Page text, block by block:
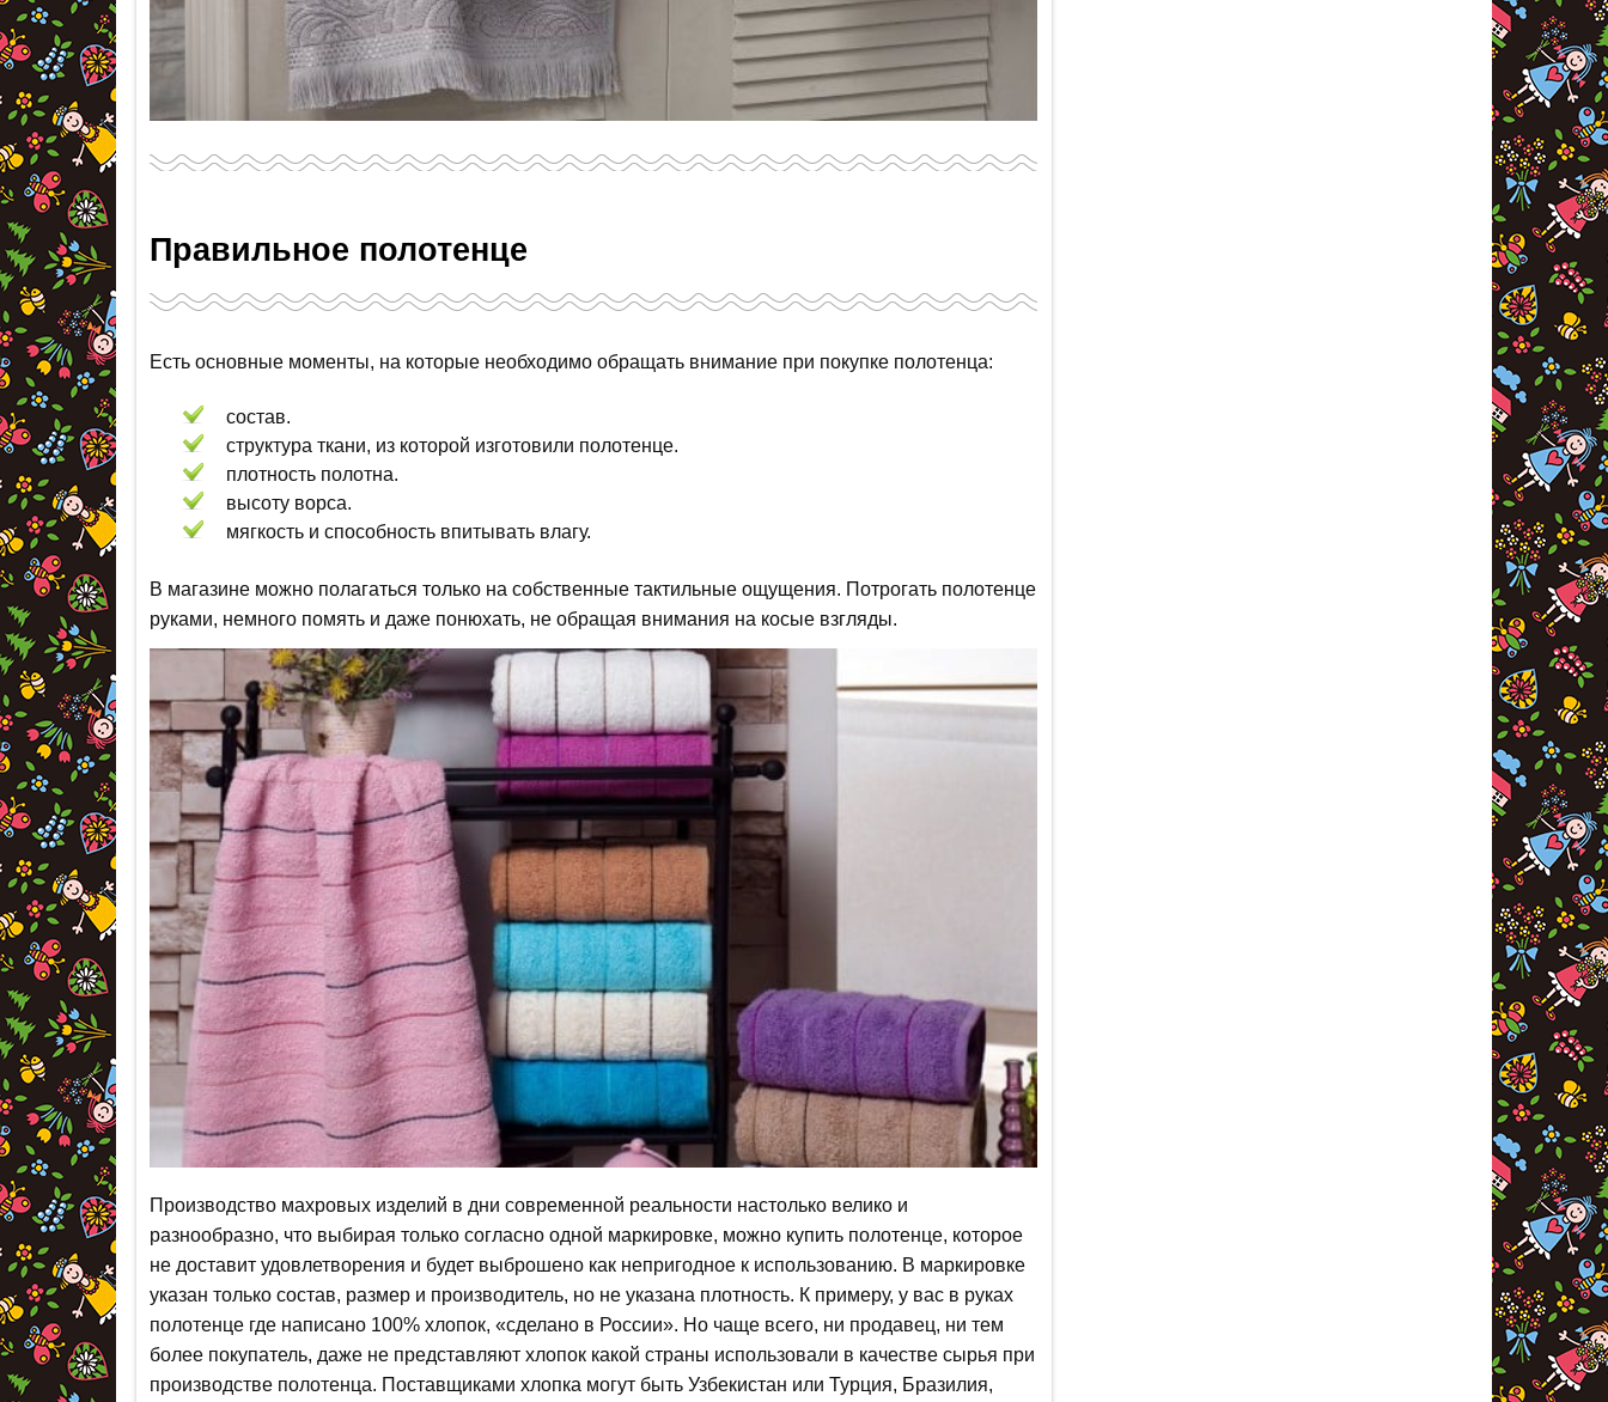
Правильное полотенце
Есть основные моменты, на которые необходимо обращать внимание при покупке полотенца:
состав.
структура ткани, из которой изготовили полотенце.
плотность полотна.
высоту ворса.
мягкость и способность впитывать влагу.
В магазине можно полагаться только на собственные тактильные ощущения. Потрогать полотенце
руками, немного помять и даже понюхать, не обращая внимания на косые взгляды.
Производство махровых изделий в дни современной реальности настолько велико и
разнообразно, что выбирая только согласно одной маркировке, можно купить полотенце, которое
не доставит удовлетворения и будет выброшено как непригодное к использованию. В маркировке
указан только состав, размер и производитель, но не указана плотность. К примеру, у вас в руках
полотенце где написано 100% хлопок, «сделано в России». Но чаще всего, ни продавец, ни тем
более покупатель, даже не представляют хлопок какой страны использовали в качестве сырья при
производстве полотенца. Поставщиками хлопка могут быть Узбекистан или Турция, Бразилия,